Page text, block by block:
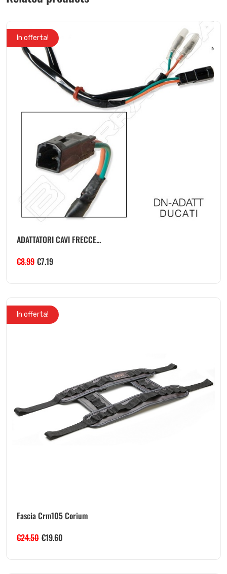
In offerta!
ADATTATORI CAVI FRECCE...
€8.99 €7.19
In offerta!
Fascia Crm105 Corium
€24.50 €19.60